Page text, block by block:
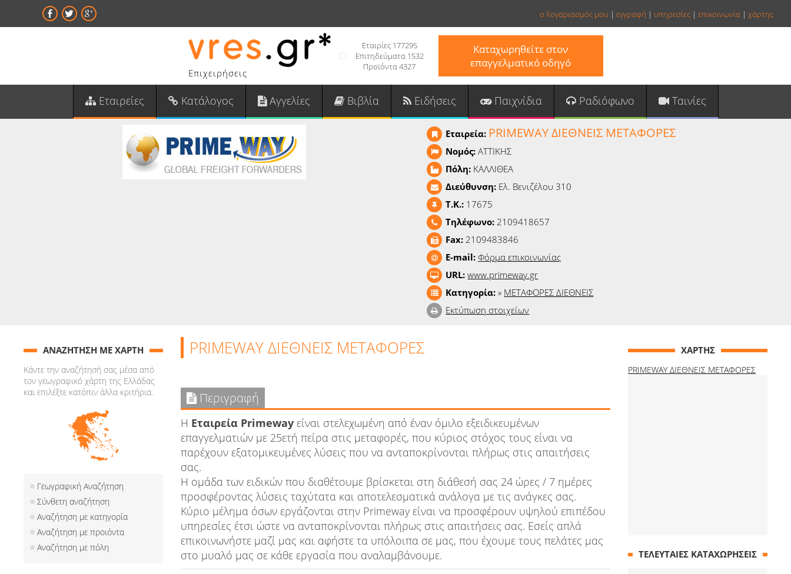
ο λογαριασμός μου | εγγραφή | υπηρεσίες | επικοινωνία | χάρτης
Επιχειρήσεις
Εταιρίες 177295
Επιτηδεύματα 1532
Προϊόντα 4327
Καταχωρηθείτε στον
επαγγελματικό οδηγό
Εταιρείες Κατάλογος Αγγελίες Βιβλία Ειδήσεις Παιχνίδια Ραδιόφωνο Ταινίες
Εταιρεία: PRIMEWAY ΔΙΕΘΝΕΙΣ ΜΕΤΑΦΟΡΕΣ
Νομός:ΑΤΤΙΚΗΣ
Πόλη: ΚΑΛΛΙΘΕΑ
Διεύθυνση: Ελ. Βενιζέλου 310
T.K.: 17675
Τηλέφωνο:2109418657
Fax:2109483846
E-mail:Φόρμα επικοινωνίας
URL:www.primeway.gr
Κατηγορία:» ΜΕΤΑΦΟΡΕΣ ΔΙΕΘΝΕΙΣ
Εκτύπωση στοιχείων
PRIMEWAY ΔΙΕΘΝΕΙΣ ΜΕΤΑΦΟΡΕΣ
Περιγραφή
H Εταιρεία Primewayείναι στελεχωμένη από έναν όμιλο εξειδικευμένων
επαγγελματιών με 25ετή πείρα στις μεταφορές, που κύριος στόχος τους είναι να
παρέχουν εξατομικευμένες λύσεις που να ανταποκρίνονται πλήρως στις απαιτήσεις
σας.
Η ομάδα των ειδικών που διαθέτουμε βρίσκεται στη διάθεσή σας 24 ώρες / 7 ημέρες
προσφέροντας λύσεις ταχύτατα και αποτελεσματικά ανάλογα με τις ανάγκες σας.
Κύριο μέλημα όσων εργάζονται στην Primeway είναι να προσφέρουν υψηλού επιπέδου
υπηρεσίες έτσι ώστε να ανταποκρίνονται πλήρως στις απαιτήσεις σας. Εσείς απλά
επικοινωνήστε μαζί μας και αφήστε τα υπόλοιπα σε μας, που έχουμε τους πελάτες μας
στο μυαλό μας σε κάθε εργασία που αναλαμβάνουμε.
ΑΝΑΖΗΤΗΣΗ ΜΕ ΧΑΡΤΗ
Κάντε την αναζήτησή σας μέσα από
τον γεωγραφικό χάρτη της Ελλάδας
και επιλέξτε κατόπιν άλλα κριτήρια.
Γεωγραφική Αναζήτηση
Σύνθετη αναζήτηση
Αναζήτηση με κατηγορία
Αναζήτηση με προιόντα
Αναζήτηση με πόλη
ΧΑΡΤΗΣ
PRIMEWAY ΔΙΕΘΝΕΙΣ ΜΕΤΑΦΟΡΕΣ
ΤΕΛΕΥΤΑΙΕΣ ΚΑΤΑΧΩΡΗΣΕΙΣ